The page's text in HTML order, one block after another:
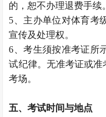
的，恕不办理退费手续。
5、主办单位对体育考
宣传及处理权。
6、考生须按准考证所
试纪律。无准考证或准
考场。
五、考试时间与地点